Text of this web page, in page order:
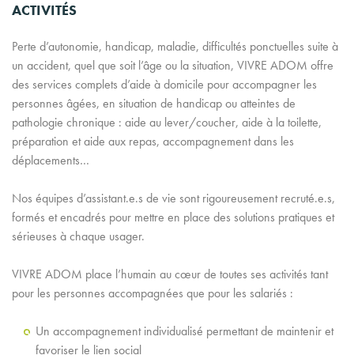
ACTIVITÉS
Perte d’autonomie, handicap, maladie, difficultés ponctuelles suite à
un accident, quel que soit l’âge ou la situation, VIVRE ADOM offre
des services complets d’aide à domicile pour accompagner les
personnes âgées, en situation de handicap ou atteintes de
pathologie chronique : aide au lever/coucher, aide à la toilette,
préparation et aide aux repas, accompagnement dans les
déplacements…
Nos équipes d’assistant.e.s de vie sont rigoureusement recruté.e.s,
formés et encadrés pour mettre en place des solutions pratiques et
sérieuses à chaque usager.
VIVRE ADOM place l’humain au cœur de toutes ses activités tant
pour les personnes accompagnées que pour les salariés :
Un accompagnement individualisé permettant de maintenir et
favoriser le lien social